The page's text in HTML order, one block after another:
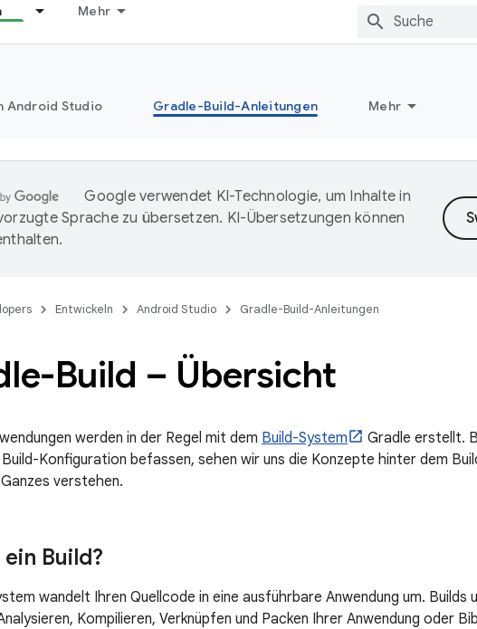
Mehr
Android Studio Gradle-Build-Anleitungen Mehr
Google verwendet KI-Technologie, um Inhalte in
Sprache zu übersetzen. KI-Übersetzungen können
Entwickeln Android Studio Gradle-Build-Anleitungen
Build – Übersicht
werden in der Regel mit dem Build-System
Gradle erstellt.
Konfiguration befassen, sehen wir uns die Konzepte hinter dem
verstehen.
Build?
wandelt Ihren Quellcode in eine ausführbare Anwendung um.
Kompilieren, Verknüpfen und Packen Ihrer Anwendung oder